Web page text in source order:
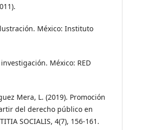
México: Instituto
México: RED
Mera, L. (2019). Promoción
del derecho público en
SOCIALIS, 4(7), 156-161.